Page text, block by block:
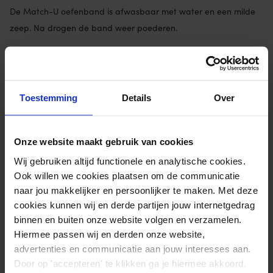
Toestemming Details Over
Onze website maakt gebruik van cookies
Wij gebruiken altijd functionele en analytische cookies.
Ook willen we cookies plaatsen om de communicatie
naar jou makkelijker en persoonlijker te maken. Met deze
cookies kunnen wij en derde partijen jouw internetgedrag
binnen en buiten onze website volgen en verzamelen.
Hiermee passen wij en derden onze website,
advertenties en communicatie aan jouw interesses aan.
Door op 'accepteren' te klikken ga je hiermee akkoord.
De Match-U oefenband is afwasbaar met water en een milde
zeep. Na drogen de band weer poederen.
Bekijk hier ook de completeWeerstandenbanden set 1,2m
Extra informatie
Weerstand Zwaar
Materiaal 100% latex
Merk Matchu Sports
Reviews
Door Feedback Company
0.00/ 10 1